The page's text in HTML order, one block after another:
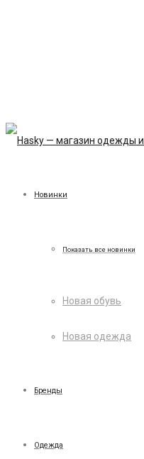
Новинки
Показать все новинки
Новая обувь
Новая одежда
Бренды
Одежда